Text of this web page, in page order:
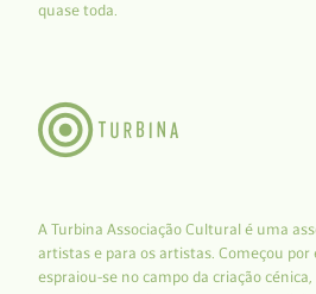
quase toda.
A Turbina Associação Cultural é uma
artistas e para os artistas. Começou por
espraiou-se no campo da criação